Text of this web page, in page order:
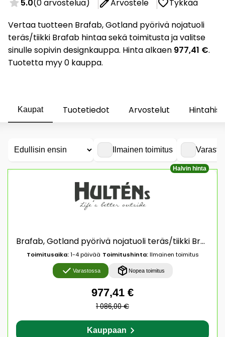
5.0(0 arvostelua) Arvostele
Tykkää
Vertaa tuotteen Brafab, Gotland pyörivä nojatuoli
teräs/tiikki Brafab hintaa sekä toimitusta ja valitse
sinulle sopivin designkauppa. Hinta alkaen 977,41 €.
Tuotetta myy 0 kauppa.
Kaupat Tuotetiedot Arvostelut
Ilmainen toimitus
Halvin hinta
Brafab, Gotland pyörivä nojatuoli teräs/tiikki Brafab
Toimitusaika:1-4 päivää Toimitushinta:Ilmainen toimitus
Varastossa Nopea toimitus
977,41 €
1 086,00 €
Kauppaan